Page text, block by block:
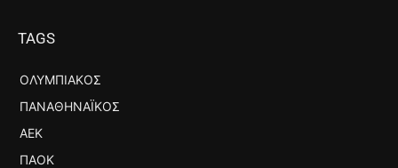
TAGS
ΟΛΥΜΠΙΑΚΌΣ
ΠΑΝΑΘΗΝΑΪΚΌΣ
ΑΕΚ
ΠΑΟΚ